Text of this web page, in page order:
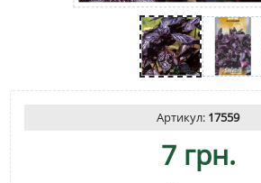
Артикул: 17559
7 грн.